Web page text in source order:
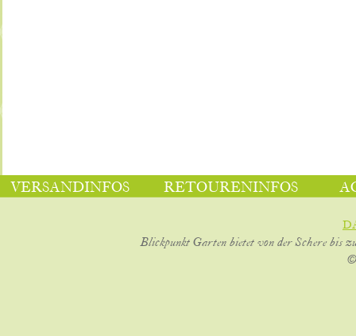
VERSANDINFOS RETOURENINFOS
Blickpunkt Garten bietet von der Schere bis